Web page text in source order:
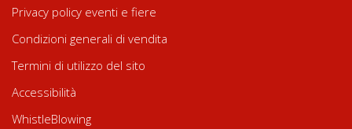
Privacy policy eventi e fiere
Condizioni generali di vendita
Termini di utilizzo del sito
Accessibilità
WhistleBlowing